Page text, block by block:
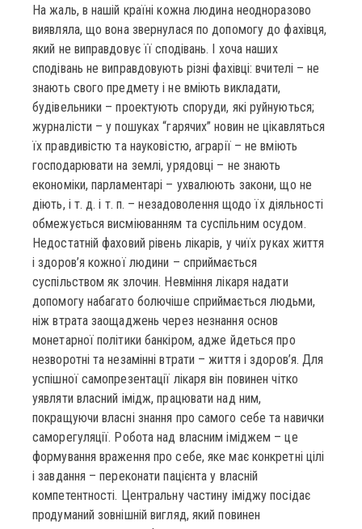
На жаль, в нашій країні кожна людина неодноразово
виявляла, що вона звернулася по допомогу до фахівця,
який не виправдовує її сподівань. І хоча наших
сподівань не виправдовують різні фахівці: вчителі – не
знають свого предмету і не вміють викладати,
будівельники – проектують споруди, які руйнуються;
журналісти – у пошуках “гарячих” новин не цікавляться
їх правдивістю та науковістю, аграрії – не вміють
господарювати на землі, урядовці – не знають
економіки, парламентарі – ухвалюють закони, що не
діють, і т. д. і т. п. – незадоволення щодо їх діяльності
обмежується висміюванням та суспільним осудом.
Недостатній фаховий рівень лікарів, у чиїх руках життя
і здоров’я кожної людини – сприймається
суспільством як злочин. Невміння лікаря надати
допомогу набагато болючіше сприймається людьми,
ніж втрата заощаджень через незнання основ
монетарної політики банкіром, адже йдеться про
незворотні та незамінні втрати – життя і здоров’я. Для
успішної самопрезентації лікаря він повинен чітко
уявляти власний імідж, працювати над ним,
покращуючи власні знання про самого себе та навички
саморегуляції. Робота над власним іміджем – це
формування враження про себе, яке має конкретні цілі
і завдання – переконати пацієнта у власній
компетентності. Центральну частину іміджу посідає
продуманий зовнішній вигляд, який повинен